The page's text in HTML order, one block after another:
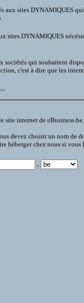
aux sites DYNAMIQUES
sites DYNAMIQUES
sociétés qui souhaitent
c'est à dire que les
..
site internet de eBusiness.be.
devez choisir un nom de
héberger chez nous si vous
.